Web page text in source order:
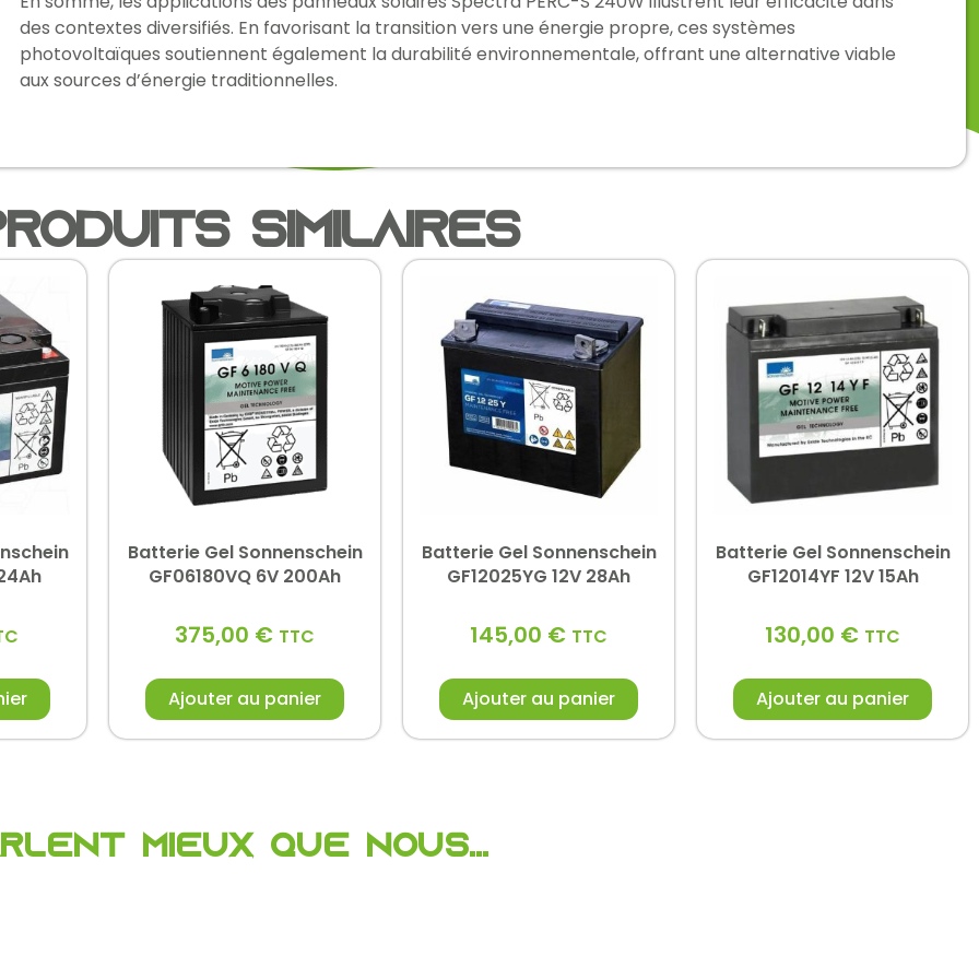
des contextes diversifiés. En favorisant la transition vers une énergie propre, ces systèmes
photovoltaïques soutiennent également la durabilité environnementale, offrant une alternative viable
aux sources d’énergie traditionnelles.
similaires
Batterie Gel Sonnenschein
GF06180VQ 6V 200Ah
375,00 € TTC
Ajouter au panier
Batterie Gel Sonnenschein
GF12025YG 12V 28Ah
145,00 € TTC
Ajouter au panier
Batterie Gel Sonnenschein
GF12014YF 12V 15Ah
130,00 € TTC
Ajouter au panier
mieux que nous...